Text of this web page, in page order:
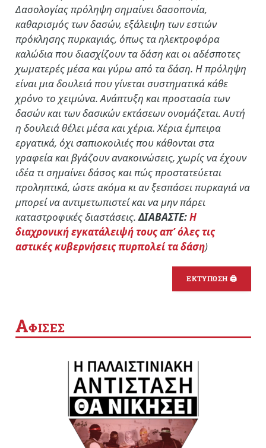
Δασολογίας πρόληψη σημαίνει δασοπονία,
καθαρισμός των δασών, εξάλειψη των εστιών
πρόκλησης πυρκαγιάς, όπως τα ηλεκτροφόρα
καλώδια που διασχίζουν τα δάση και οι αδέσποτες
χωματερές μέσα και γύρω από τα δάση. Η πρόληψη
είναι μια δουλειά που γίνεται συστηματικά κάθε
χρόνο το χειμώνα. Ανάπτυξη και προστασία των
δασών και των δασικών εκτάσεων ονομάζεται. Αυτή
η δουλειά θέλει μέσα και χέρια. Χέρια έμπειρα
εργατικά, όχι σαπιοκοιλιές που κάθονται στα
γραφεία και βγάζουν ανακοινώσεις, χωρίς να έχουν
ιδέα τι σημαίνει δάσος και πώς προστατεύεται
προληπτικά, ώστε ακόμα κι αν ξεσπάσει πυρκαγιά να
μπορεί να αντιμετωπιστεί και να μην πάρει
καταστροφικές διαστάσεις.ΔΙΑΒΑΣΤΕ:Η
διαχρονική εγκατάλειψή τους απ’ όλες τις
αστικές κυβερνήσεις πυρπολεί τα δάση)
ΕΚΤΥΠΩΣΗ 🖨
ΑΦΙΣΕΣ